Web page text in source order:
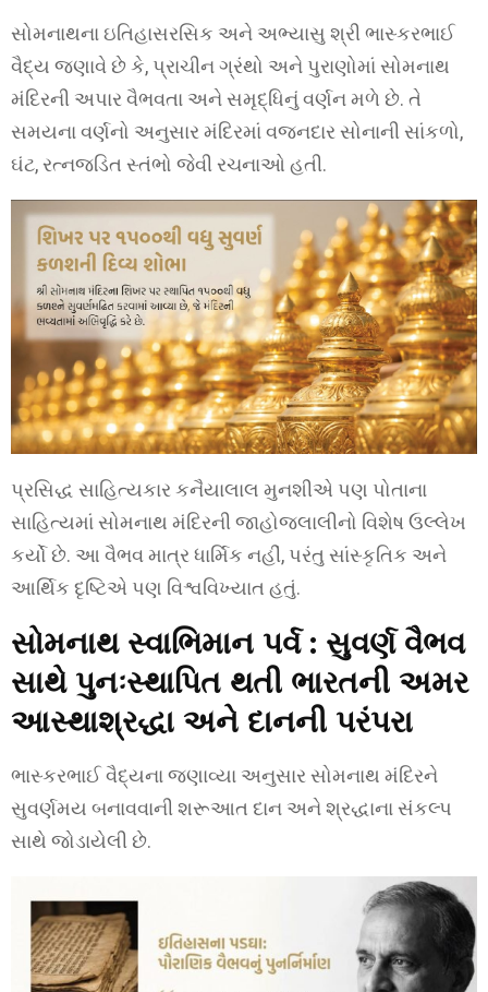
સોમનાથના ઇતિહાસરસિક અને અભ્યાસુ શ્રી ભાસ્કરભાઈ
વૈદ્ય જણાવે છે કે, પ્રાચીન ગ્રંથો અને પુરાણોમાં સોમનાથ
મંદિરની અપાર વૈભવતા અને સમૃદ્ધિનું વર્ણન મળે છે. તે
સમયના વર્ણનો અનુસાર મંદિરમાં વજનદાર સોનાની સાંકળો,
ઘંટ, રત્નજડિત સ્તંભો જેવી રચનાઓ હતી.
પ્રસિદ્ધ સાહિત્યકાર કનૈયાલાલ મુનશીએ પણ પોતાના
સાહિત્યમાં સોમનાથ મંદિરની જાહોજલાલીનો વિશેષ ઉલ્લેખ
કર્યો છે. આ વૈભવ માત્ર ધાર્મિક નહીં, પરંતુ સાંસ્કૃતિક અને
આર્થિક દૃષ્ટિએ પણ વિશ્વવિખ્યાત હતું.
સોમનાથ સ્વાભિમાન પર્વ : સુવર્ણ વૈભવ
સાથે પુનઃસ્થાપિત થતી ભારતની અમર
આસ્થાશ્રદ્ધા અને દાનની પરંપરા
ભાસ્કરભાઈ વૈદ્યના જણાવ્યા અનુસાર સોમનાથ મંદિરને
સુવર્ણમય બનાવવાની શરૂઆત દાન અને શ્રદ્ધાના સંકલ્પ
સાથે જોડાયેલી છે.